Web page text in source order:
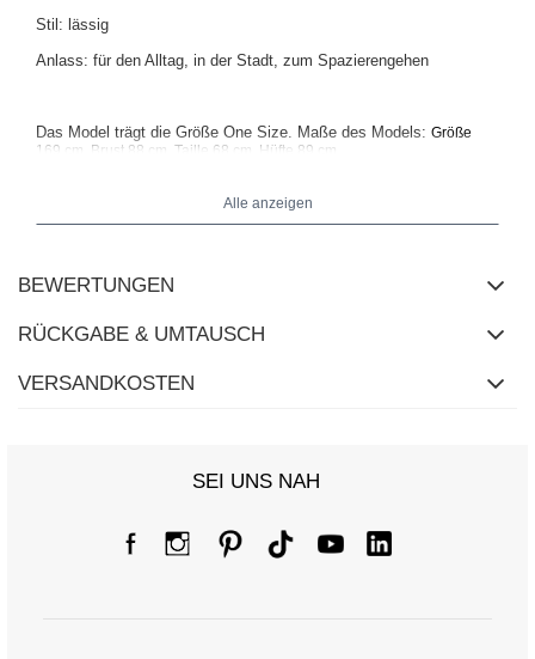
Stil: lässig
Anlass: für den Alltag, in der Stadt, zum Spazierengehen
Das Model trägt die Größe One Size. Maße des Models: Größe
169 cm, Brust 88 cm, Taille 68 cm, Hüfte 89 cm
Alle anzeigen
BEWERTUNGEN
RÜCKGABE & UMTAUSCH
VERSANDKOSTEN
SEI UNS NAH